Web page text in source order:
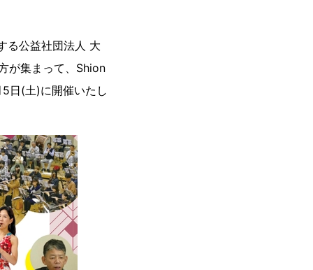
る公益社団法人 大
が集まって、Shion
日(土)に開催いたし